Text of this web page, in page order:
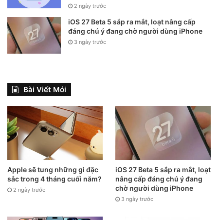
2 ngày trước
iOS 27 Beta 5 sắp ra mắt, loạt nâng cấp
đáng chú ý đang chờ người dùng iPhone
3 ngày trước
Bài Viết Mới
Apple sẽ tung những gì đặc
sắc trong 4 tháng cuối năm?
2 ngày trước
iOS 27 Beta 5 sắp ra mắt, loạt
nâng cấp đáng chú ý đang
chờ người dùng iPhone
3 ngày trước